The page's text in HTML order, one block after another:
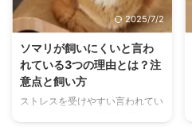
も非常に多いです。 何が違い、
どこに気をつけるべきなのか。も
ら、何に気をつけるべきかをご紹
介します。 この記事の結論 アル
ビノの猫は、色素を作る遺伝子を
持っていない猫のことを指す ア
2025/7/2
ソマリが飼いにくいと言わ
れている3つの理由とは？注
意点と飼い方
ストレスを受けやすい言われてい